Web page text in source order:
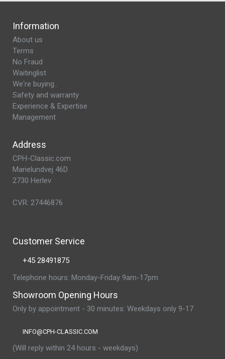
Information
About us
Terms
No Fraud
Waitinglist
We're buying..
Safety and warranty
Experience & Expertise
Management
Address
CPH-Classic.com
Marielundvej 46D
2730 Herlev
CVR: 27446876
Customer Service
+45 28491875
Telephone hours: Monday-Friday 9am-17pm
Showroom Opening Hours
Only by appointment - 30 minutes: Weekdays only 9-17
INFO@CPH-CLASSIC.COM
(Will reply within 24 hours - weekdays)